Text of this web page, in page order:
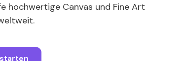
hochwertige Canvas und Fine Art